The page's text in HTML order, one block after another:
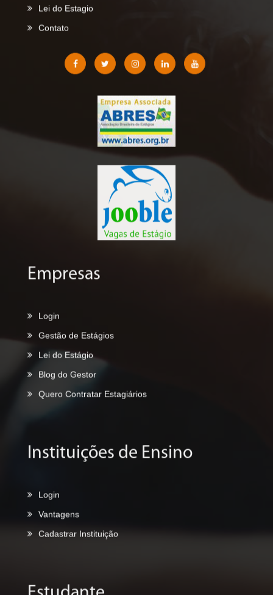
Contato
Gestão de Estágios
Lei do Estágio
Blog do Gestor
Quero Contratar Estagiários
Vantagens
Cadastrar Instituição